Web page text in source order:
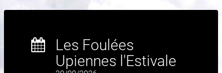
Les Foulées
Upiennes l'Estivale